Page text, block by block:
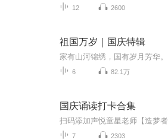
12 2600
祖国万岁｜国庆特辑
6 82.1万
国庆诵读打卡合集
7 2303